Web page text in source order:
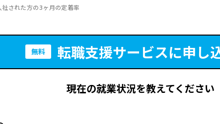
社された方の3ヶ月の定着率
無料 転職支援サービスに申し
現在の就業状況を教えてください